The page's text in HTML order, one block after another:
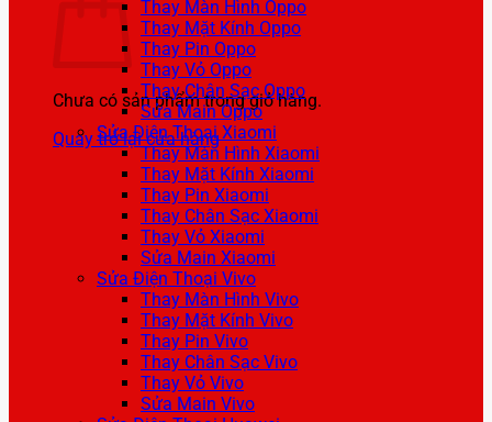
Chưa có sản phẩm trong giỏ hàng.
Quay trở lại cửa hàng
Thay Màn Hình Oppo
Thay Mặt Kính Oppo
Thay Pin Oppo
Thay Vỏ Oppo
Thay Chân Sạc Oppo
Sửa Main Oppo
Sửa Điện Thoại Xiaomi
Thay Màn Hình Xiaomi
Thay Mặt Kính Xiaomi
Thay Pin Xiaomi
Thay Chân Sạc Xiaomi
Thay Vỏ Xiaomi
Sửa Main Xiaomi
Sửa Điện Thoại Vivo
Thay Màn Hình Vivo
Thay Mặt Kính Vivo
Thay Pin Vivo
Thay Chân Sạc Vivo
Thay Vỏ Vivo
Sửa Main Vivo